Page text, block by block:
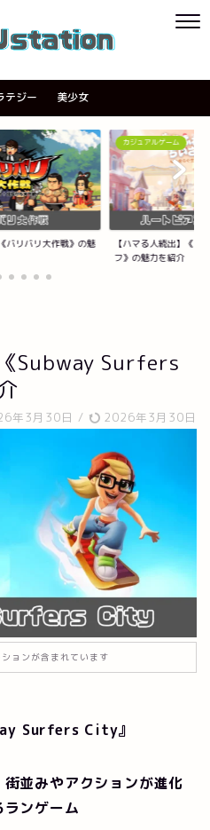
テジー 美少女
ハートピアスローライ
カジュアルゲーム
【ハマる人続出】《
紹介
Subway Surfers
年3月30日 / 2026年3月30日
ョンが含まれています
Surfers City』
街並みやアクションが進化
ンゲーム